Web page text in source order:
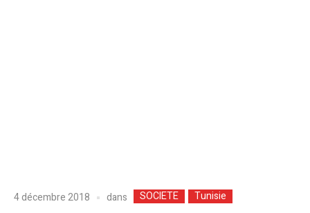
4 décembre 2018 dans SOCIETE Tunisie